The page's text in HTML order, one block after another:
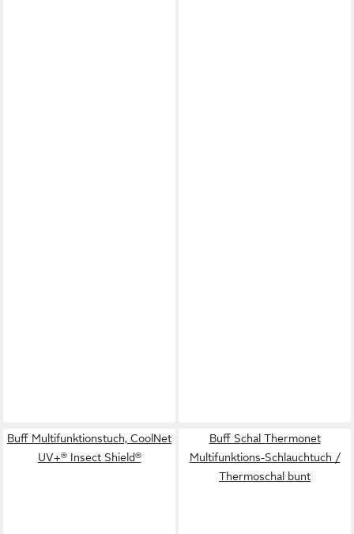
Buff Multifunktionstuch, CoolNet
UV+® Insect Shield®
Buff Schal Thermonet
Multifunktions-Schlauchtuch /
Thermoschal bunt